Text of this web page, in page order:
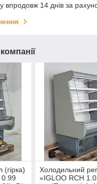
впродовж 14 днів за
Холодильний
«IGLOO RCH